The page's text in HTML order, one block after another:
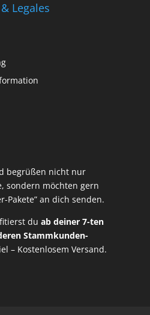
Legales
begrüßen nicht nur
sondern möchten gern
Pakete” an dich senden.
du ab deiner 7-ten
Stammkunden-
– Kostenlosem Versand.